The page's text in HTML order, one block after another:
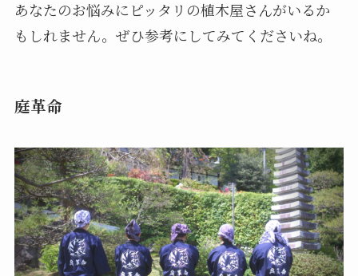
あなたのお悩みにピッタリの植木屋さんがいるか
もしれません。ぜひ参考にしてみてくださいね。
庭革命